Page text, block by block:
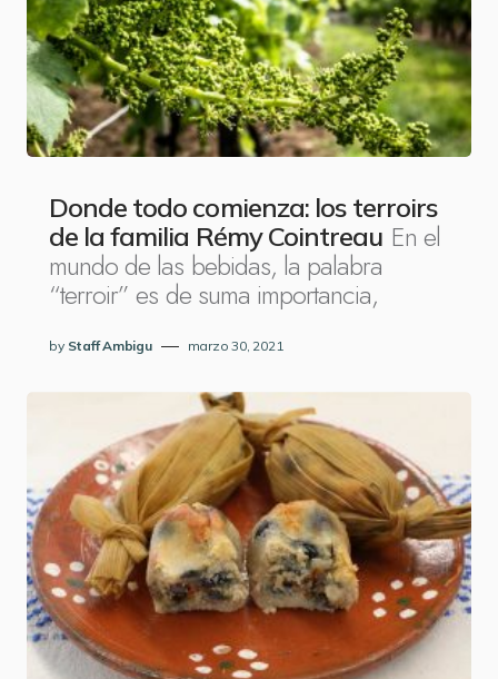
Donde todo comienza: los terroirs
de la familia Rémy Cointreau En el
mundo de las bebidas, la palabra
“terroir” es de suma importancia,
by Staff Ambigu marzo 30, 2021